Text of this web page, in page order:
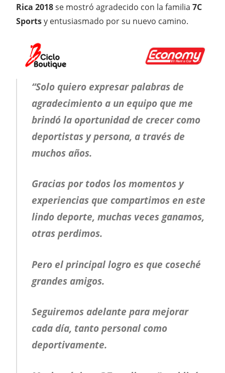
Rica 2018se mostró agradecido con la familia 7C
Sportsy entusiasmado por su nuevo camino.
“Solo quiero expresar palabras de
agradecimiento a un equipo que me
brindó la oportunidad de crecer como
deportistas y persona, a través de
muchos años.
Gracias por todos los momentos y
experiencias que compartimos en este
lindo deporte, muchas veces ganamos,
otras perdimos.
Pero el principal logro es que coseché
grandes amigos.
Seguiremos adelante para mejorar
cada día, tanto personal como
deportivamente.